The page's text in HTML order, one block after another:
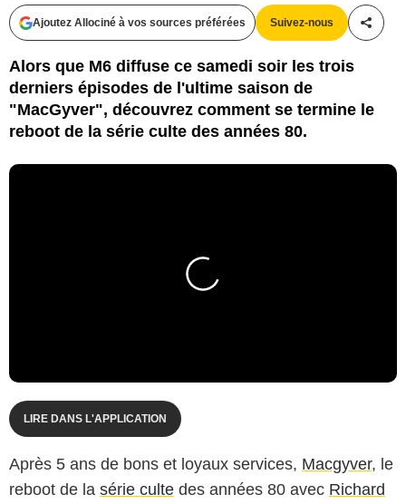
Ajoutez Allociné à vos sources préférées Suivez-nous
Alors que M6 diffuse ce samedi soir les trois
derniers épisodes de l'ultime saison de
"MacGyver", découvrez comment se termine le
reboot de la série culte des années 80.
LIRE DANS L'APPLICATION
Après 5 ans de bons et loyaux services, Macgyver, le
reboot de la série culte des années 80 avec Richard